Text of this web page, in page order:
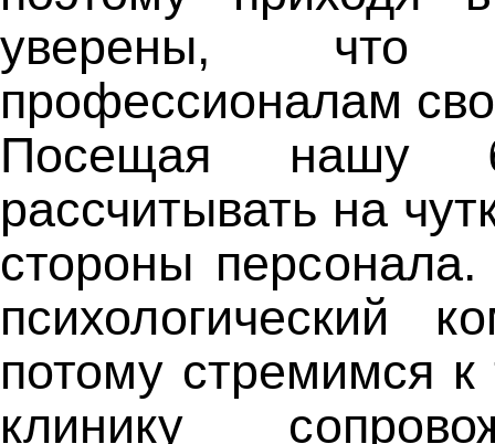
уверены, что
профессионалам
Посещая нашу
рассчитывать на
стороны
психологический
потому стремимся
клинику